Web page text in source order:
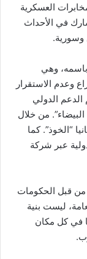
العسكرية
في الأحداث
وسورية.
وهي
وعدم الاستقرار
الدولي
من خلال
“الخوذ”. كما
عبر شركة
من قبل الحكومات
ليست بنية
في كل مكان